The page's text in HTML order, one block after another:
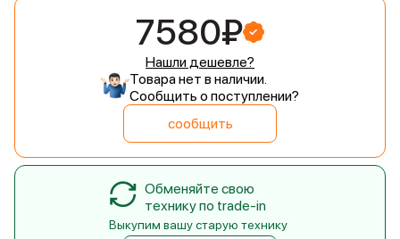
7580₽
Нашли дешевле?
Товара нет в наличии.
Сообщить о поступлении?
сообщить
Обменяйте свою
технику по trade-in
Выкупим вашу старую технику